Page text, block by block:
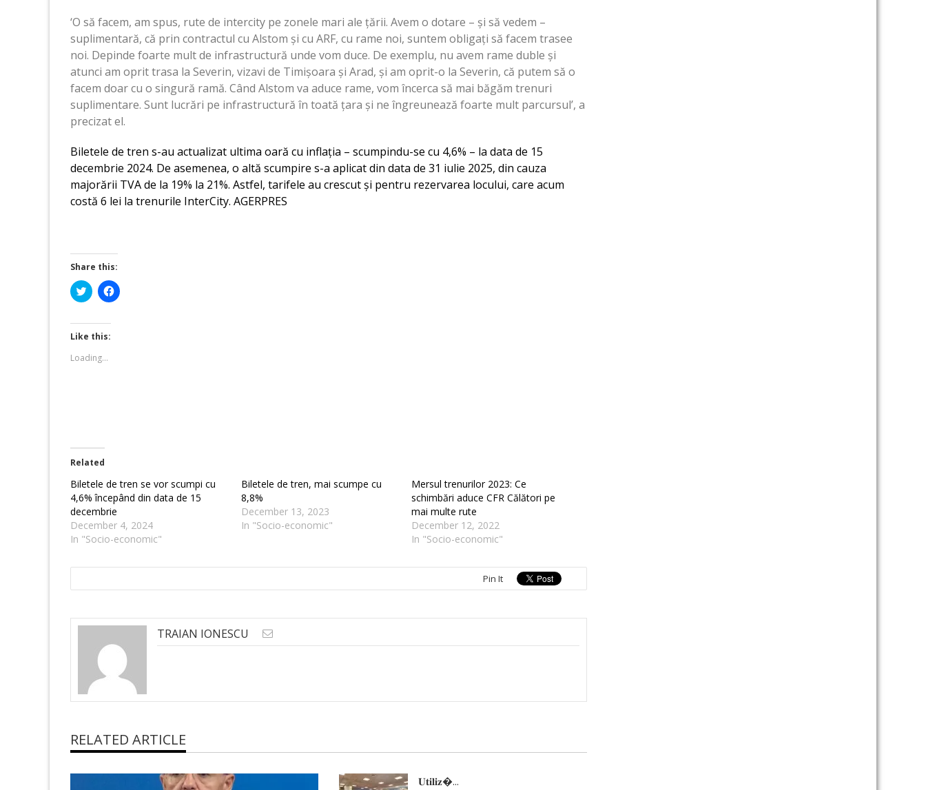
‘O să facem, am spus, rute de intercity pe zonele mari ale țării. Avem o dotare – și să vedem –
suplimentară, că prin contractul cu Alstom și cu ARF, cu rame noi, suntem obligați să facem trasee
noi. Depinde foarte mult de infrastructură unde vom duce. De exemplu, nu avem rame duble și
atunci am oprit trasa la Severin, vizavi de Timișoara și Arad, și am oprit-o la Severin, că putem să o
facem doar cu o singură ramă. Când Alstom va aduce rame, vom încerca să mai băgăm trenuri
suplimentare. Sunt lucrări pe infrastructură în toată țara și ne îngreunează foarte mult parcursul’, a
precizat el.
Biletele de tren s-au actualizat ultima oară cu inflația – scumpindu-se cu 4,6% – la data de 15
decembrie 2024. De asemenea, o altă scumpire s-a aplicat din data de 31 iulie 2025, din cauza
majorării TVA de la 19% la 21%. Astfel, tarifele au crescut și pentru rezervarea locului, care acum
costă 6 lei la trenurile InterCity. AGERPRES
Share this:
Click
to
Twitter
(Opens
in
new
window)
Click
to
Like this:
Loading...
Related
Biletele de tren se vor scumpi cu
4,6% începând din data de 15
decembrie
December 4, 2024
In "Socio-economic"
Biletele de tren, mai scumpe cu
8,8%
December 13, 2023
In "Socio-economic"
Mersul trenurilor 2023: Ce
schimbări aduce CFR Călători pe
mai multe rute
December 12, 2022
In "Socio-economic"
Pin It
TRAIAN IONESCU
RELATED ARTICLE
𝐔𝐭𝐢𝐥𝐢𝐳�...